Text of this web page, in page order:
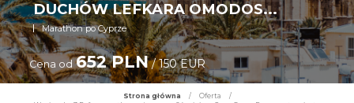
DUCHÓW LEFKARA OMODOS...
Marathon po Cyprze
Cena od 652 PLN/ 150 EUR
Strona główna / Oferta
/